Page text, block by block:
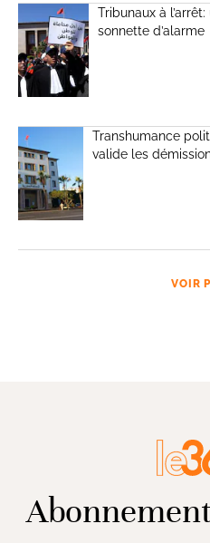
Tribunaux à
sonnette d’alarme
Transhumance
valide les
VOIR